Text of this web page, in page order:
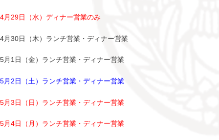
4月29日（水）ディナー営業のみ
4月30日（木）ランチ営業・ディナー営業
5月1日（金）ランチ営業・ディナー営業
5月2日（土）ランチ営業・ディナー営業
5月3日（日）ランチ営業・ディナー営業
5月4日（月）ランチ営業・ディナー営業